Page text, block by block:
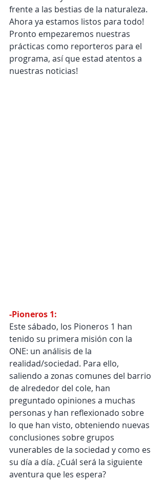
frente a las bestias de la naturaleza.
Ahora ya estamos listos para todo!
Pronto empezaremos nuestras
prácticas como reporteros para el
programa, así que estad atentos a
nuestras noticias!
-Pioneros 1:
Este sábado, los Pioneros 1 han
tenido su primera misión con la
ONE: un análisis de la
realidad/sociedad. Para ello,
saliendo a zonas comunes del barrio
de alrededor del cole, han
preguntado opiniones a muchas
personas y han reflexionado sobre
lo que han visto, obteniendo nuevas
conclusiones sobre grupos
vunerables de la sociedad y como es
su día a día. ¿Cuál será la siguiente
aventura que les espera?